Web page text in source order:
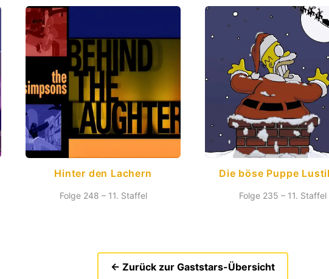
Hinter den Lachern
Folge 248 – 11. Staffel
Die böse Puppe
Folge 235 – 11. Staffel
← Zurück zur Gaststars-Übersicht